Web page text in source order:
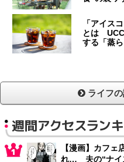
「アイス
とは UCC
する「蒸
ライフ
週間アクセスラン
【漫画】カフ
れ… 夫の“ナイ